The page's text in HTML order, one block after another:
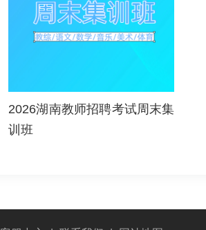
2026湖南教师招聘考试周末集
训班